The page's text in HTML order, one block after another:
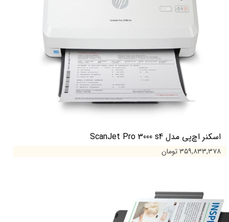
اسکنر اچ‌پی مدل ScanJet Pro 3000 s4
۳۵۹,۸۳۳,۳۷۸ تومان